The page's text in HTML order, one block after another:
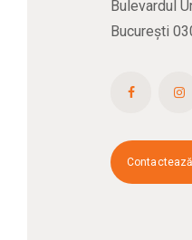
Bulevardul
București